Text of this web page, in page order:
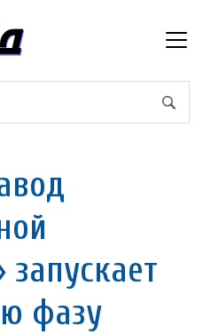
фазу